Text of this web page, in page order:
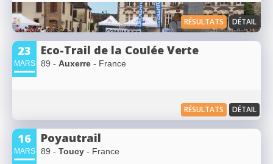
RÉSULTATS DÉTAIL
23
MARS
Eco-Trail de la Coulée Verte
89 - Auxerre - France
RÉSULTATS DÉTAIL
16
MARS
Poyautrail
89 - Toucy - France